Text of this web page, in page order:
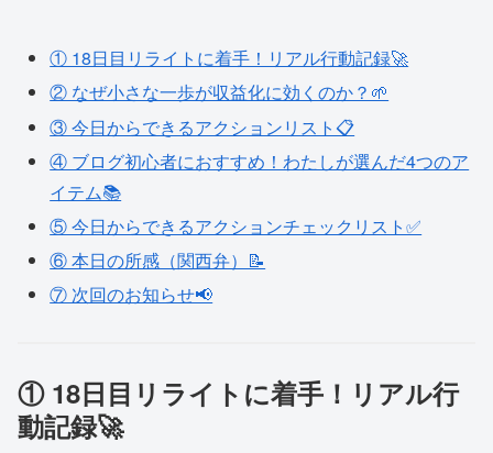
① 18日目リライトに着手！リアル行動記録🚀
② なぜ小さな一歩が収益化に効くのか？🌱
③ 今日からできるアクションリスト📋
④ ブログ初心者におすすめ！わたしが選んだ4つのア
イテム📚
⑤ 今日からできるアクションチェックリスト✅
⑥ 本日の所感（関西弁）📝
⑦ 次回のお知らせ📢
① 18日目リライトに着手！リアル行
動記録🚀